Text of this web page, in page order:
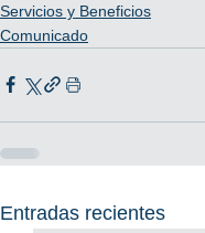
Servicios y Beneficios
Comunicado
Entradas recientes